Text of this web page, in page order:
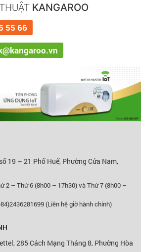
KANGAROO
55 66
19 – 21 Phố Huế, Phường Cửa Nam,
2 – Thứ 6 (8h00 – 17h30) và Thứ 7 (8h00 –
(Liên hệ giờ hành chính)
285 Cách Mạng Tháng 8, Phường Hòa